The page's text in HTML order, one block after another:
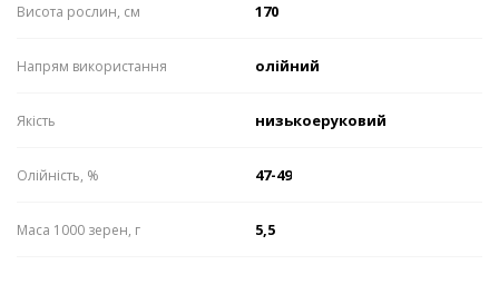
Висота рослин, см 170
Напрям використання олійний
Якість низькоеруковий
Олійність, % 47-49
Маса 1000 зерен, г 5,5